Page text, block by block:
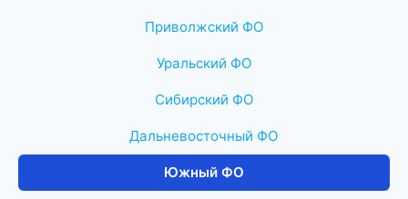
Приволжский ФО
Уральский ФО
Сибирский ФО
Дальневосточный ФО
Южный ФО